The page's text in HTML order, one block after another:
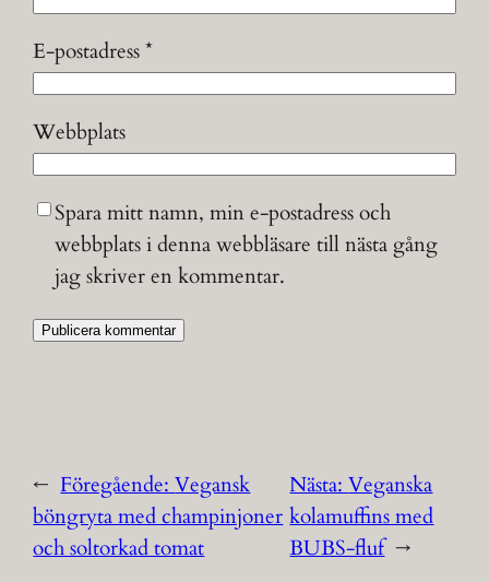
E-postadress*
Webbplats
Spara mitt namn, min e-postadress och
webbplats i denna webbläsare till nästa gång
jag skriver en kommentar.
← Föregående:Vegansk
böngryta med champinjoner
och soltorkad tomat
Nästa:Veganska
kolamuffins med
BUBS-fluf →